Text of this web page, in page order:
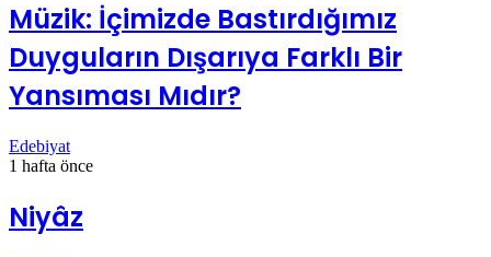
Müzik: İçimizde Bastırdığımız
Duyguların Dışarıya Farklı Bir
Yansıması Mıdır?
Edebiyat
1 hafta önce
Niyâz